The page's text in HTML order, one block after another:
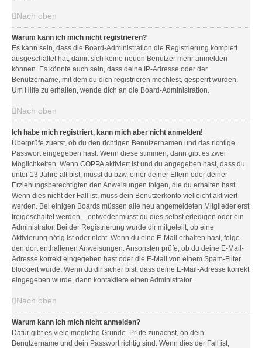
Nach oben
Warum kann ich mich nicht registrieren?
Es kann sein, dass die Board-Administration die Registrierung komplett
ausgeschaltet hat, damit sich keine neuen Benutzer mehr anmelden
können. Es könnte auch sein, dass deine IP-Adresse oder der
Benutzername, mit dem du dich registrieren möchtest, gesperrt wurden.
Um Hilfe zu erhalten, wende dich an die Board-Administration.
Nach oben
Ich habe mich registriert, kann mich aber nicht anmelden!
Überprüfe zuerst, ob du den richtigen Benutzernamen und das richtige
Passwort eingegeben hast. Wenn diese stimmen, dann gibt es zwei
Möglichkeiten. Wenn COPPAaktiviert ist und du angegeben hast, dass du
unter 13 Jahre alt bist, musst du bzw. einer deiner Eltern oder deiner
Erziehungsberechtigten den Anweisungen folgen, die du erhalten hast.
Wenn dies nicht der Fall ist, muss dein Benutzerkonto vielleicht aktiviert
werden. Bei einigen Boards müssen alle neu angemeldeten Mitglieder erst
freigeschaltet werden – entweder musst du dies selbst erledigen oder ein
Administrator. Bei der Registrierung wurde dir mitgeteilt, ob eine
Aktivierung nötig ist oder nicht. Wenn du eine E-Mail erhalten hast, folge
den dort enthaltenen Anweisungen. Ansonsten prüfe, ob du deine E-Mail-
Adresse korrekt eingegeben hast oder die E-Mail von einem Spam-Filter
blockiert wurde. Wenn du dir sicher bist, dass deine E-Mail-Adresse korrekt
eingegeben wurde, dann kontaktiere einen Administrator.
Nach oben
Warum kann ich mich nicht anmelden?
Dafür gibt es viele mögliche Gründe. Prüfe zunächst, ob dein
Benutzername und dein Passwort richtig sind. Wenn dies der Fall ist,